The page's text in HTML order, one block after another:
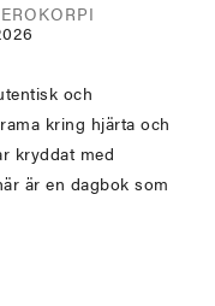
och
kring hjärta och
kryddat med
är en dagbok som